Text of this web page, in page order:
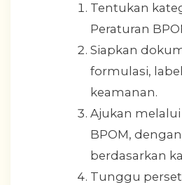
Tentukan
Peraturan
Siapkan
formulasi,
keamanan.
Ajukan
BPOM,
berdasarkan
Tunggu